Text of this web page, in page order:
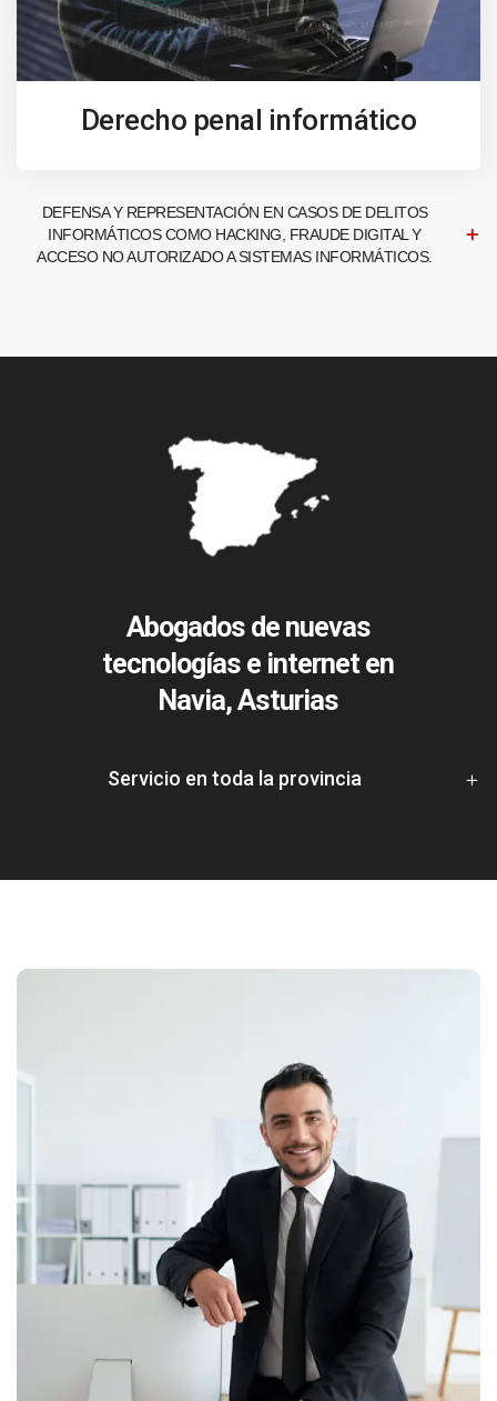
Derecho penal informático
DEFENSA Y REPRESENTACIÓN EN CASOS DE DELITOS
INFORMÁTICOS COMO HACKING, FRAUDE DIGITAL Y
ACCESO NO AUTORIZADO A SISTEMAS INFORMÁTICOS.
Abogados de nuevas
tecnologías e internet en
Navia, Asturias
Servicio en toda la provincia